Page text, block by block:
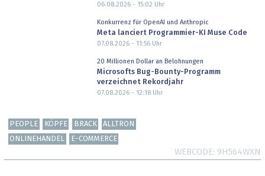
06.08.2026 - 15:02 Uhr
Konkurrenz für OpenAI und Anthropic
Meta lanciert Programmier-KI Muse Code
07.08.2026 - 11:56Uhr
20 Millionen Dollar an Belohnungen
Microsofts Bug-Bounty-Programm
verzeichnet Rekordjahr
07.08.2026 - 12:18Uhr
PEOPLE KÖPFE BRACK
ALLTRON
ONLINEHANDEL
E-COMMERCE
WEBCODE 9H564WXN